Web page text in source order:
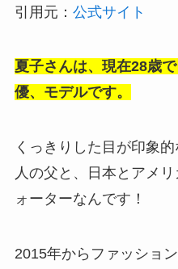
引用元： 公式サイト
夏子さんは、現在28歳
優、モデルです。
くっきりした目が印象
人の父と、日本とアメ
ォーターなんです！
2015年からファッショ